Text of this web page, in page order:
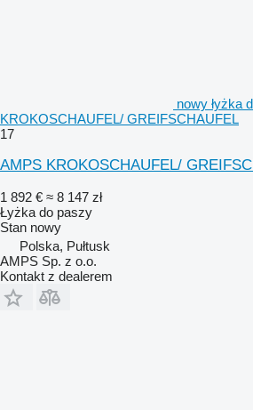
nowy łyżka
KROKOSCHAUFEL/ GREIFSCHAUFEL
17
AMPS KROKOSCHAUFEL/
1 892 € ≈ 8 147 zł
Łyżka do paszy
Stan nowy
Polska, Pułtusk
AMPS Sp. z o.o.
Kontakt z dealerem